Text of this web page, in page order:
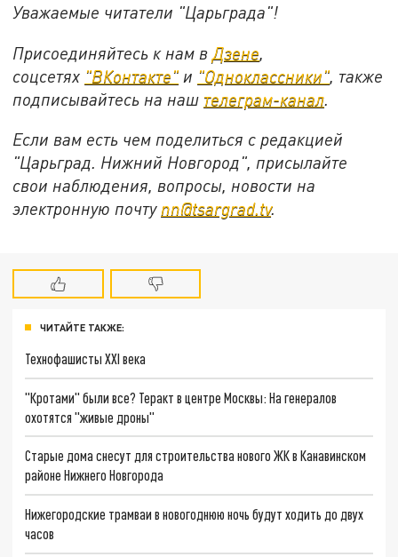
Уважаемые читатели "Царьграда"!
Присоединяйтесь к нам в Дзене
соцсетях "ВКонтакте" и "Одноклассники" также
подписывайтесь на наш телеграм-канал
Если вам есть чем поделиться с редакцией
"Царьград. Нижний Новгород", присылайте
свои наблюдения, вопросы, новости на
электронную почту nn@tsargrad.tv.
ЧИТАЙТЕ ТАКЖЕ:
Технофашисты XXI века
"Кротами" были все? Теракт в центре Москвы: На генералов
охотятся "живые дроны"
Старые дома снесут для строительства нового ЖК в Канавинском
районе Нижнего Новгорода
Нижегородские трамваи в новогоднюю ночь будут ходить до двух
часов